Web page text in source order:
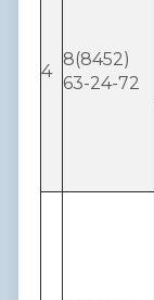
4
8(8452)
63-24-72